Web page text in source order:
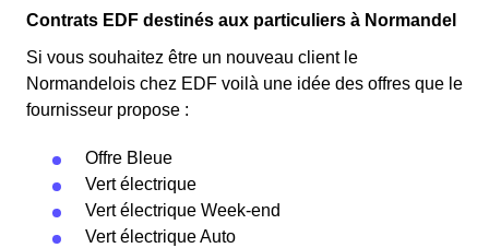
Contrats EDF destinés aux particuliers à Normandel
Si vous souhaitez être un nouveau client le
Normandelois chez EDF voilà une idée des offres que le
fournisseur propose :
Offre Bleue
Vert électrique
Vert électrique Week-end
Vert électrique Auto